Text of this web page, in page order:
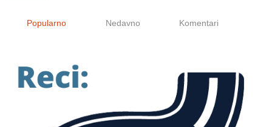
Popularno Nedavno Komentari